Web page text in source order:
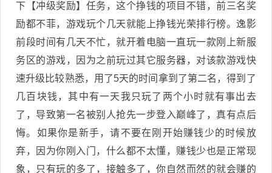
下【冲级奖励】任务，这个挣钱的项目不错，前三名奖
励都不菲，游戏玩个几天就能上挣钱光荣排行榜。逸影
前段时间有几天不忙，就开着电脑一直玩一款刚上新服
务区的游戏，因为之前玩过其它服务器，对该款游戏快
速升级比较熟悉，用了5天的时间拿到了第二名，得到了
几百块钱，其中有一天我只玩了两个小时就有事出去
了，导致第一名被别人抢先一步登入巅峰了，真有点后
悔。如果你是新手，请不要在刚开始赚钱少的时候放
弃，因为你刚入门，什么都不太懂，赚钱少也是正常现
象，只有玩的多了，接触多了，你自然而然的就会赚的